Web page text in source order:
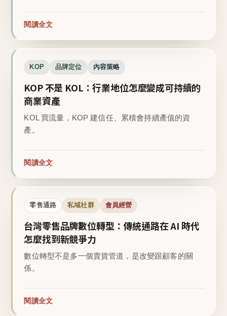
閱讀全文
KOP 品牌定位 內容策略
KOP 不是 KOL：行業地位怎麼變成可持續的
商業資產
KOL 買流量，KOP 建信任、累積會持續產值的資
產。
閱讀全文
零售通路 私域社群 會員經營
台灣零售品牌數位轉型：傳統通路在 AI 時代
怎麼找到新競爭力
數位轉型不是多一個賣貨管道，是改變跟顧客的關
係。
閱讀全文